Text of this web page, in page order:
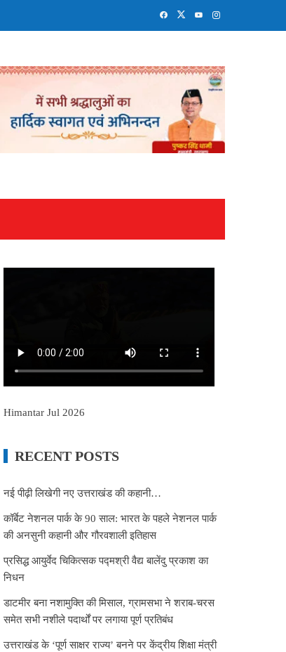
Himantar Jul 2026
RECENT POSTS
नई पीढ़ी लिखेगी नए उत्तराखंड की कहानी…
कॉर्बेट नेशनल पार्क के 90 साल: भारत के पहले नेशनल पार्क
की अनसुनी कहानी और गौरवशाली इतिहास
प्रसिद्ध आयुर्वेद चिकित्सक पद्मश्री वैद्य बालेंदु प्रकाश का
निधन
डाटमीर बना नशामुक्ति की मिसाल, ग्रामसभा ने शराब-चरस
समेत सभी नशीले पदार्थों पर लगाया पूर्ण प्रतिबंध
उत्तराखंड के ‘पूर्ण साक्षर राज्य’ बनने पर केंद्रीय शिक्षा मंत्री